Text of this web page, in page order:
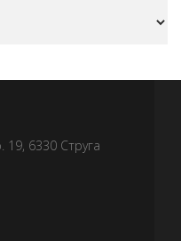
19, 6330 Струга